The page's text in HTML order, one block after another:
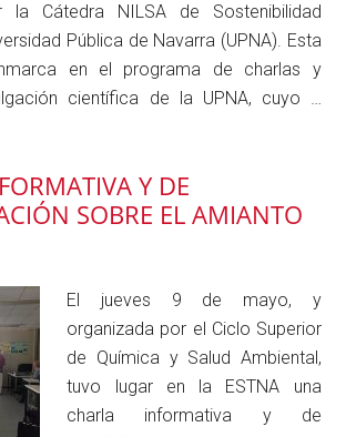
la Cátedra NILSA de Sostenibilidad
Pública de Navarra (UPNA). Esta
en el programa de charlas y
científica de la UPNA, cuyo …
Y DE
SOBRE EL AMIANTO
El jueves 9 de mayo, y
organizada por el Ciclo Superior
de Química y Salud Ambiental,
tuvo lugar en la ESTNA una
charla informativa y de